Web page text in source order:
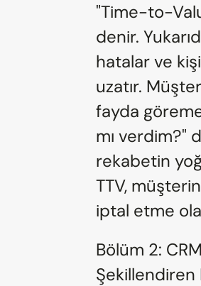
"Time-to-
denir.
hatalar ve
uzatır.
fayda
mı verdim?"
rekabetin
TTV,
iptal etme
Bölüm 2:
Şekillendiren